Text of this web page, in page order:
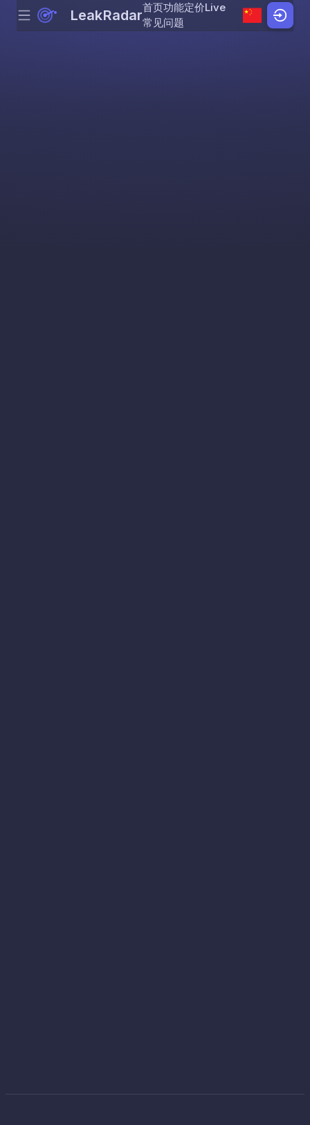
Skip to content
Menu LeakRadar首页功能定价Live
常见问题